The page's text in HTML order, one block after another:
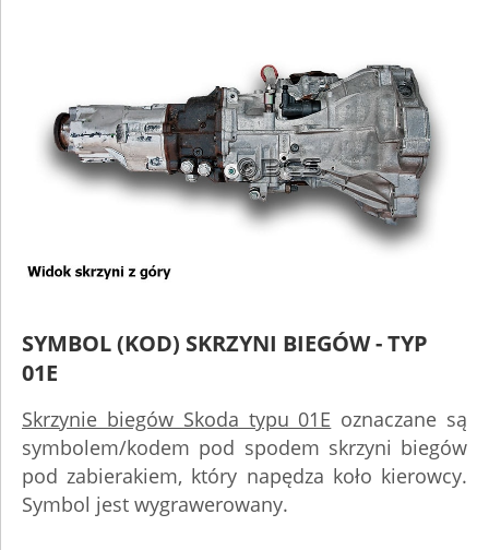
SYMBOL (KOD) SKRZYNI BIEGÓW - TYP
01E
Skrzynie biegów Skoda typu 01E oznaczane są
symbolem/kodem pod spodem skrzyni biegów
pod zabierakiem, który napędza koło kierowcy.
Symbol jest wygrawerowany.